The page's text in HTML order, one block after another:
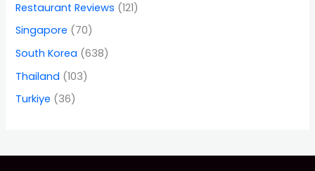
Restaurant Reviews (121)
Singapore (70)
South Korea (638)
Thailand (103)
Turkiye (36)